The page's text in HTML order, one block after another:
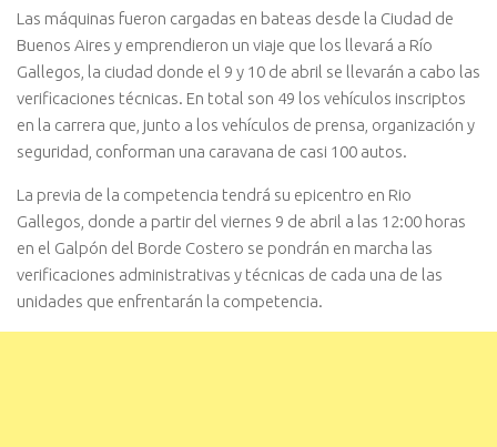
Las máquinas fueron cargadas en bateas desde la Ciudad de
Buenos Aires y emprendieron un viaje que los llevará a Río
Gallegos, la ciudad donde el 9 y 10 de abril se llevarán a cabo las
verificaciones técnicas. En total son 49 los vehículos inscriptos
en la carrera que, junto a los vehículos de prensa, organización y
seguridad, conforman una caravana de casi 100 autos.
La previa de la competencia tendrá su epicentro en Rio
Gallegos, donde a partir del viernes 9 de abril a las 12:00 horas
en el Galpón del Borde Costero se pondrán en marcha las
verificaciones administrativas y técnicas de cada una de las
unidades que enfrentarán la competencia.